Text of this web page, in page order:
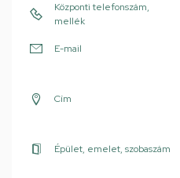
Központi telefonszám,
mellék
E-mail
Cím
Épület, emelet, szobaszám